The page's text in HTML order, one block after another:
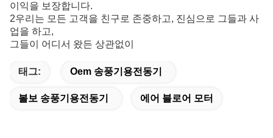
이익을 보장합니다.
2우리는 모든 고객을 친구로 존중하고, 진심으로 그들과 사
업을 하고,
그들이 어디서 왔든 상관없이
태그: Oem 송풍기용전동기
볼보 송풍기용전동기 에어 블로어 모터